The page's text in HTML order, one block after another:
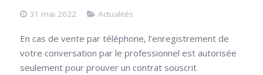
Divers
31 mai 2022 Actualités
En cas de vente par téléphone, l’enregistrement de
votre conversation par le professionnel est autorisée
seulement pour prouver un contrat souscrit